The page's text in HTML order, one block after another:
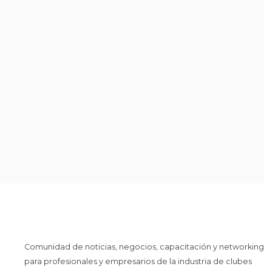
Comunidad de noticias, negocios, capacitación y networking
para profesionales y empresarios de la industria de clubes